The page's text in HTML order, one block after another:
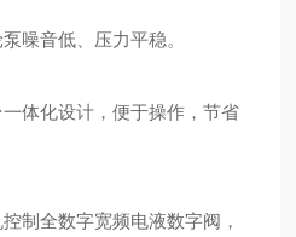
音低、压力平稳。
体化设计，便于操作，节省
全数字宽频电液数字阀，